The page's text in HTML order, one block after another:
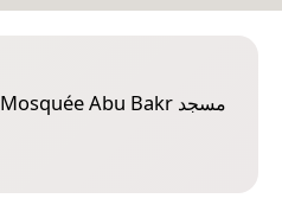
Mosquée Abu Bakr مسجد